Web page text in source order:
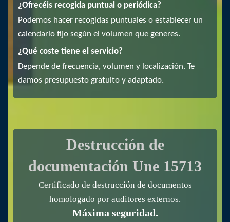
¿Ofrecéis recogida puntual o periódica?
Podemos hacer recogidas puntuales o establecer un
calendario fijo según el volumen que generes.
¿Qué coste tiene el servicio?
Depende de frecuencia, volumen y localización. Te
damos presupuesto gratuito y adaptado.
Destrucción de
documentación Une 15713
Certificado de destrucción de documentos
homologado por auditores externos.
Máxima seguridad.